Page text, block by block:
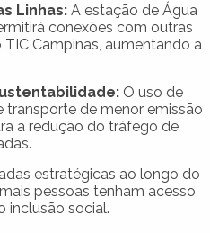
Linhas: A estação de Água
conexões com outras
Campinas, aumentando a
O uso de
transporte de menor emissão
a redução do tráfego de
estratégicas ao longo do
pessoas tenham acesso
inclusão social.